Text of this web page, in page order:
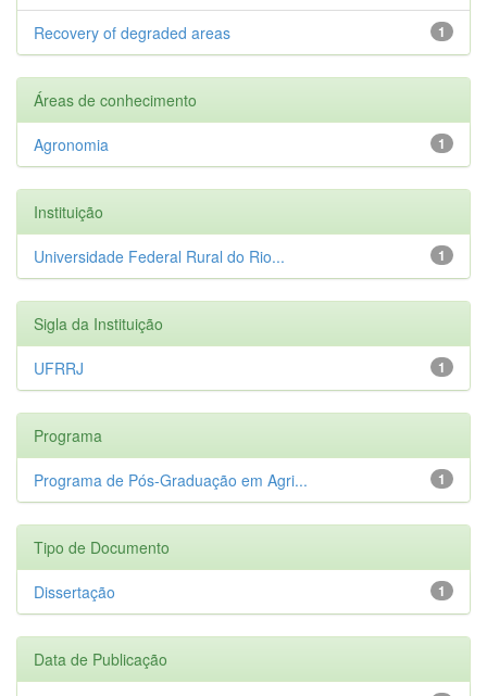
1
Recovery of degraded areas
Áreas de conhecimento
1
Agronomia
Instituição
1
Universidade Federal Rural do Rio...
Sigla da Instituição
1
UFRRJ
Programa
1
Programa de Pós-Graduação em Agri...
Tipo de Documento
1
Dissertação
Data de Publicação